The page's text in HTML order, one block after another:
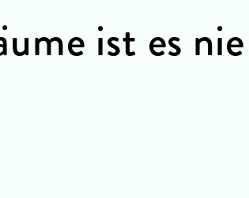
ist es nie